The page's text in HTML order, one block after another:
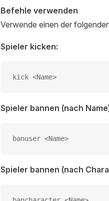
Befehle verwenden
Verwende einen der
Spieler kicken:
kick <Name>
Spieler bannen (nach
banuser <Name>
Spieler bannen (nach